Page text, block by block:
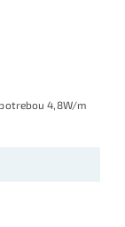
4,8W/m